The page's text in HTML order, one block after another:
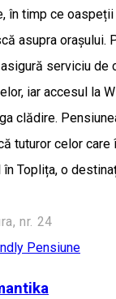
în timp ce
asupra orașului.
serviciu de
iar accesul la
clădire.
tuturor celor care
Toplița, o
nr. 24
Pensiune